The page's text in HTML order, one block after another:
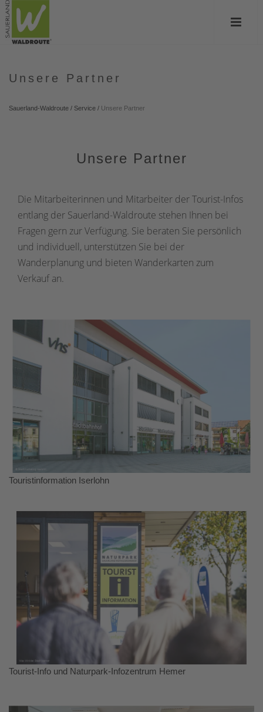
Unsere Partner
Sauerland-Waldroute / Service / Unsere Partner
Unsere Partner
Die Mitarbeiterinnen und Mitarbeiter der Tourist-Infos
entlang der Sauerland-Waldroute stehen Ihnen bei
Fragen gern zur Verfügung. Sie beraten Sie persönlich
und individuell, unterstützen Sie bei der
Wanderplanung und bieten Wanderkarten zum
Verkauf an.
Touristinformation Iserlohn
Tourist-Info und Naturpark-Infozentrum Hemer